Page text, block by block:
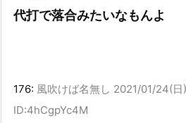
代打で落合みたいなもんよ
176: 風吹けば名無し 2021/01/24(日
ID:4hCgpYc4M